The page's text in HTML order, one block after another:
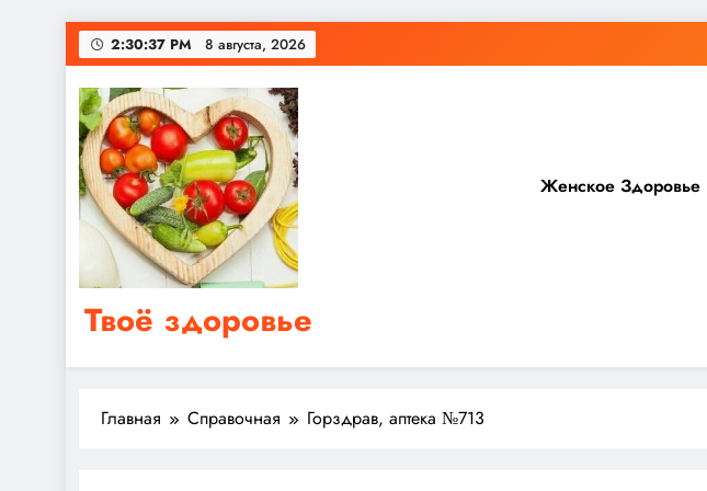
Перейти
к
содержимому
2:30:38 PM 8 августа, 2026
Твоё здоровье
Сайт о правильном питании, женском и мужском здоровье
Женское Здоровье
Главная Справочная Горздрав, аптека №713